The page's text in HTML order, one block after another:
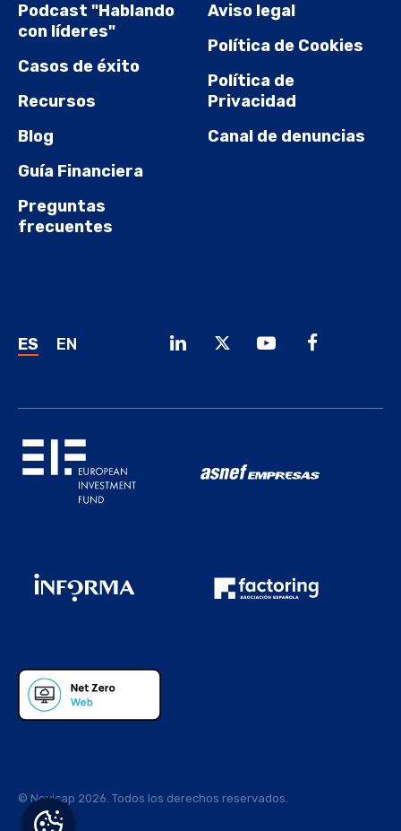
Podcast "Hablando
con líderes"
Casos de éxito
Recursos
Blog
Guía Financiera
Preguntas
frecuentes
Aviso legal
Política de Cookies
Política de
Privacidad
Canal de denuncias
ES EN
© Novicap 2026. Todos los derechos reservados.